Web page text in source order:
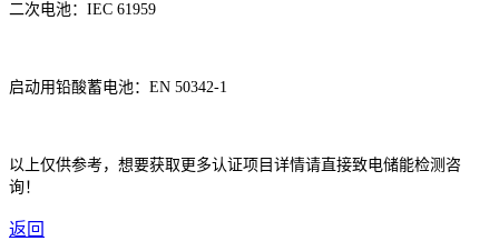
二次电池： IEC 61959
启动用铅酸蓄电池： EN 50342-1
以上仅供参考，想要获取更多认证项目详情请直接致电储能检测咨
询！
返回